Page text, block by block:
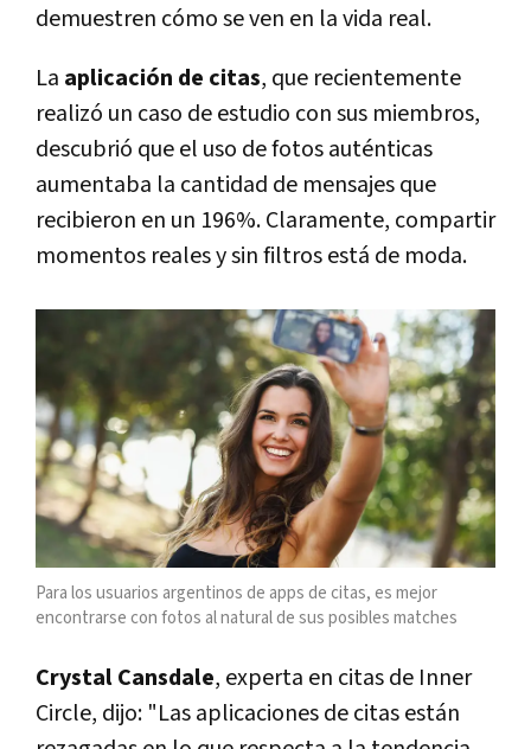
demuestren cómo se ven en la vida real.
La aplicación de citas, que recientemente
realizó un caso de estudio con sus miembros,
descubrió que el uso de fotos auténticas
aumentaba la cantidad de mensajes que
recibieron en un 196%. Claramente, compartir
momentos reales y sin filtros está de moda.
Para los usuarios argentinos de apps de citas, es mejor
encontrarse con fotos al natural de sus posibles matches
Crystal Cansdale, experta en citas de Inner
Circle, dijo: "Las aplicaciones de citas están